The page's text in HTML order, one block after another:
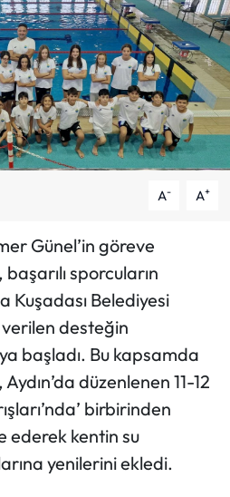
A- A+
Günel’in göreve
sporcuların
Kuşadası Belediyesi
desteğin
başladı. Bu kapsamda
düzenlenen 11-12
birbirinden
ederek kentin su
yenilerini ekledi.